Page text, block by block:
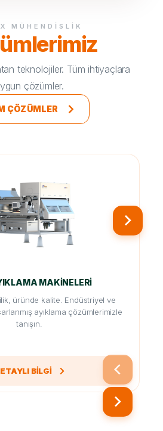
MÜHENDISLIK
teknolojiler. Tüm ihtiyaçlara
çözümler.
ÇÖZÜMLER
MAKINELERI
üründe kalite. Endüstriyel ve
ayıklama çözümlerimizle
tanışın.
BILGI